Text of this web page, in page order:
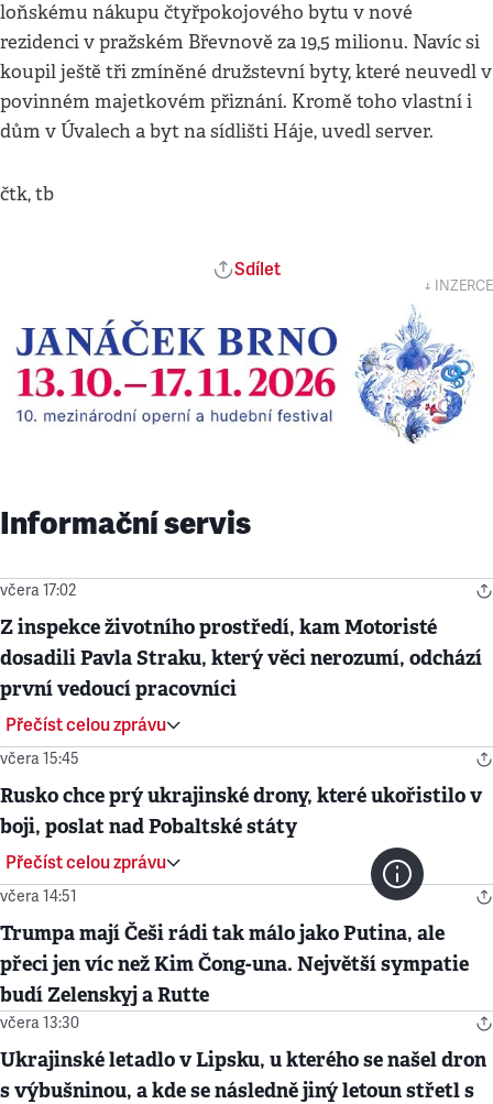
loňskému nákupu čtyřpokojového bytu v nové
rezidenci v pražském Břevnově za 19,5 milionu. Navíc si
koupil ještě tři zmíněné družstevní byty, které neuvedl v
povinném majetkovém přiznání. Kromě toho vlastní i
dům v Úvalech a byt na sídlišti Háje, uvedl server.
čtk, tb
Sdílet
↓ INZERCE
Informační servis
včera 17:02
Z inspekce životního prostředí, kam Motoristé
dosadili Pavla Straku, který věci nerozumí, odchází
první vedoucí pracovníci
Přečíst celou zprávu
včera 15:45
Rusko chce prý ukrajinské drony, které ukořistilo v
boji, poslat nad Pobaltské státy
Přečíst celou zprávu
včera 14:51
Trumpa mají Češi rádi tak málo jako Putina, ale
přeci jen víc než Kim Čong-una. Největší sympatie
budí Zelenskyj a Rutte
včera 13:30
Ukrajinské letadlo v Lipsku, u kterého se našel dron
s výbušninou, a kde se následně jiný letoun střetl s